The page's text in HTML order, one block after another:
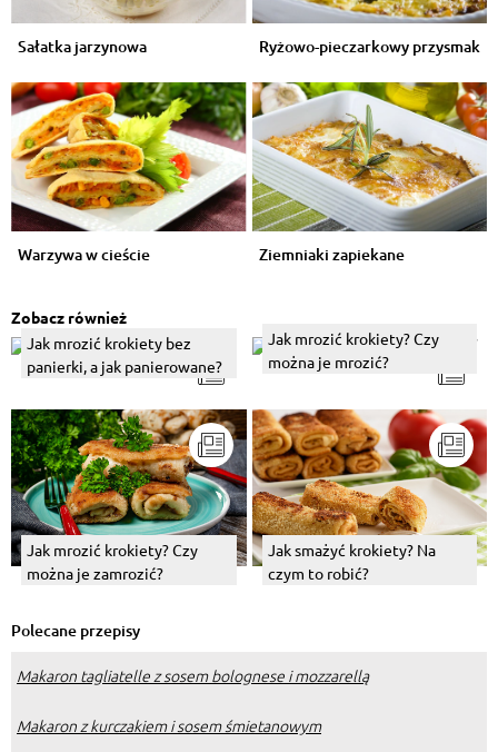
Sałatka jarzynowa Ryżowo-pieczarkowy przysmak
Warzywa w cieście Ziemniaki zapiekane
Zobacz również
Jak mrozić krokiety bez
panierki, a jak panierowane?
Jak mrozić krokiety? Czy
można je mrozić?
Jak mrozić krokiety? Czy
można je zamrozić?
Jak smażyć krokiety? Na
czym to robić?
Polecane przepisy
Makaron tagliatelle z sosem bolognese i mozzarellą
Makaron z kurczakiem i sosem śmietanowym